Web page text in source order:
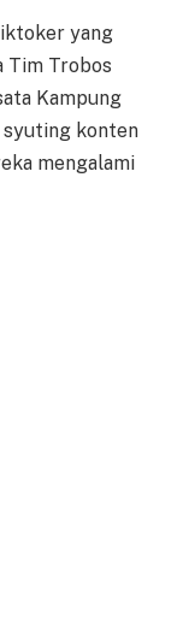
yang
Tim Trobos
Kampung
syuting konten
mengalami